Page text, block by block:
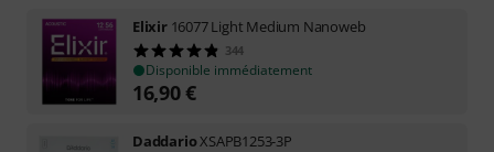
Elixir 16077 Light Medium Nanoweb
344
Disponible immédiatement
16,90€
DaddarioXSAPB1253-3P